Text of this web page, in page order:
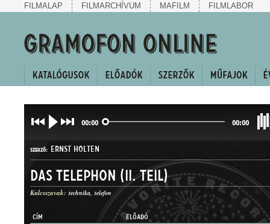
FILMALAP FILMARCHÍVUM MAFILM FILMLABOR
00:00 00:00
SZERZŐ: ERNST HOLTEN
Das Telephon (II. Teil)
Kulcsszavak: technika telefon
CÍM ELŐADÓ